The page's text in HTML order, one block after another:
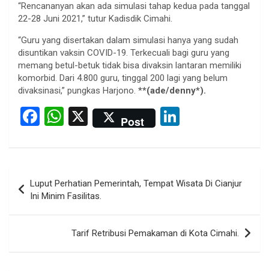
“Rencananyan akan ada simulasi tahap kedua pada tanggal
22-28 Juni 2021,” tutur Kadisdik Cimahi.
“Guru yang disertakan dalam simulasi hanya yang sudah
disuntikan vaksin COVID-19. Terkecuali bagi guru yang
memang betul-betuk tidak bisa divaksin lantaran memiliki
komorbid. Dari 4.800 guru, tinggal 200 lagi yang belum
divaksinasi,” pungkas Harjono. **(ade/denny*).
F
ce
o
o
W
at
s
A
p
p
X Post
ke
dI
n
navigation
Luput Perhatian Pemerintah, Tempat Wisata Di Cianjur
Ini Minim Fasilitas.
Tarif Retribusi Pemakaman di Kota Cimahi.